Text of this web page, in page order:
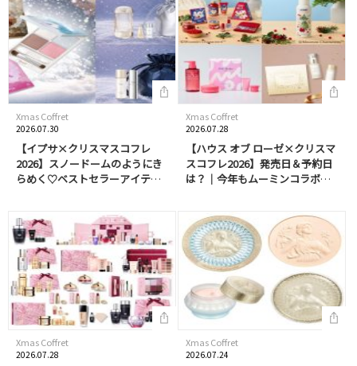
Xmas Coffret
2026.07.30
【イプサ×クリスマスコフレ
2026】スノードームのようにき
らめく♡ベストセラーアイテム
パレットも同時発売
Xmas Coffret
2026.07.28
【ハウス オブ ローゼ×クリスマ
スコフレ2026】発売日＆予約日
は？｜今年もムーミンコラボが
Xmas Coffret
2026.07.28
Xmas Coffret
2026.07.24